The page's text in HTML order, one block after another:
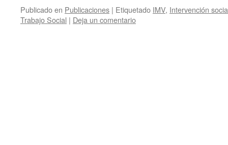
Publicado en Publicaciones | Etiquetado IMV, Intervención
Trabajo Social | Deja un comentario